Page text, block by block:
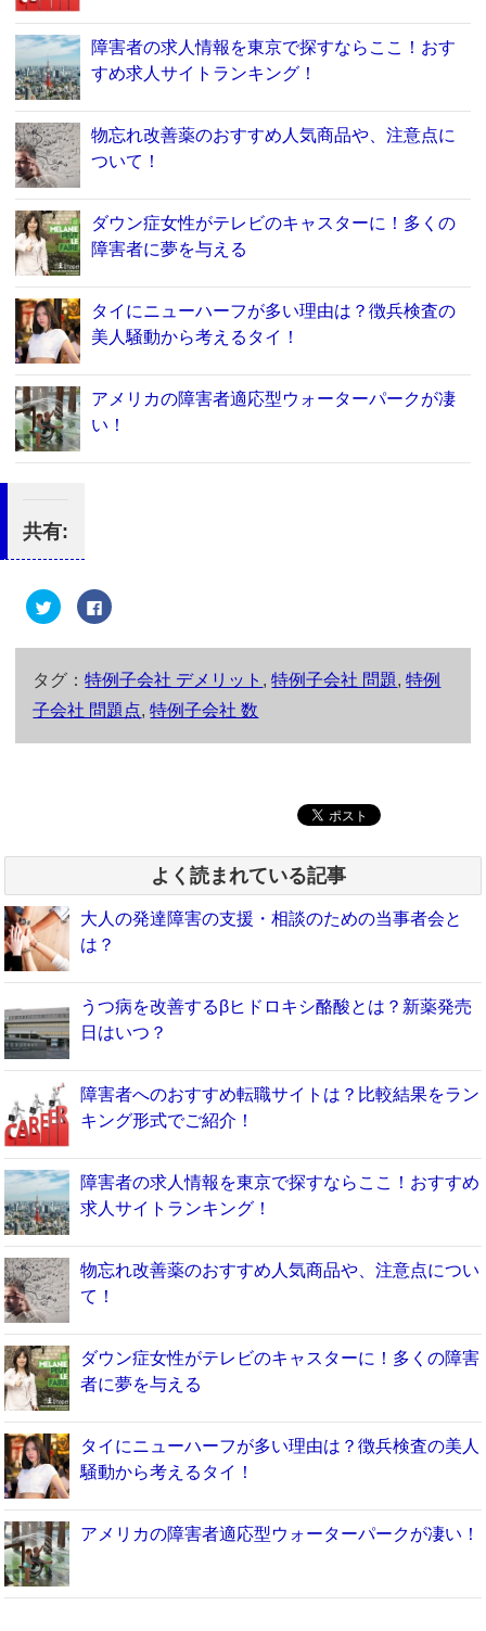
障害者の求人情報を東京で探すならここ！おす
すめ求人サイトランキング！
物忘れ改善薬のおすすめ人気商品や、注意点に
ついて！
ダウン症女性がテレビのキャスターに！多くの
障害者に夢を与える
タイにニューハーフが多い理由は？徴兵検査の
美人騒動から考えるタイ！
アメリカの障害者適応型ウォーターパークが凄
い！
共有:
ク
リ
て
T
w
i
t
e
ウ
ド
ウ
で
開
き
ま
す
F
a
o
o
k
で
共
す
て
い
(
新
し
ウ
ン
ド
ウ
で
き
ま
す
タグ：特例子会社 デメリット ,特例子会社 問題,特例
子会社 問題点,特例子会社 数
よく読まれている記事
大人の発達障害の支援・相談のための当事者会と
は？
うつ病を改善するβヒドロキシ酪酸とは？新薬発売
日はいつ？
障害者へのおすすめ転職サイトは？比較結果をラン
キング形式でご紹介！
障害者の求人情報を東京で探すならここ！おすすめ
求人サイトランキング！
物忘れ改善薬のおすすめ人気商品や、注意点につい
て！
ダウン症女性がテレビのキャスターに！多くの障害
者に夢を与える
タイにニューハーフが多い理由は？徴兵検査の美人
騒動から考えるタイ！
アメリカの障害者適応型ウォーターパークが凄い！